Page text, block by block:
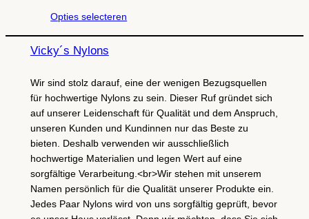
Opties selecteren
Vicky´s Nylons
Wir sind stolz darauf, eine der wenigen Bezugsquellen
für hochwertige Nylons zu sein. Dieser Ruf gründet sich
auf unserer Leidenschaft für Qualität und dem Anspruch,
unseren Kunden und Kundinnen nur das Beste zu
bieten. Deshalb verwenden wir ausschließlich
hochwertige Materialien und legen Wert auf eine
sorgfältige Verarbeitung.<br>Wir stehen mit unserem
Namen persönlich für die Qualität unserer Produkte ein.
Jedes Paar Nylons wird von uns sorgfältig geprüft, bevor